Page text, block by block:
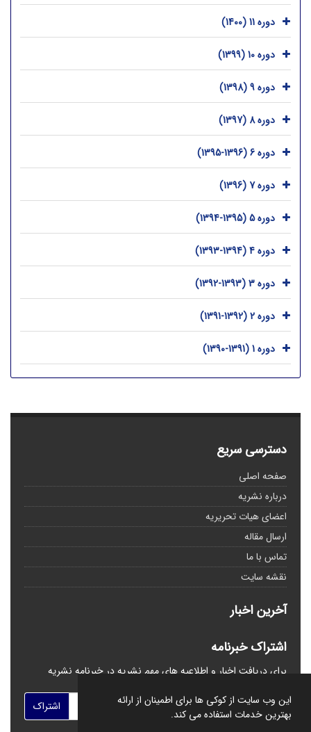
این وب سایت از کوکی ها برای اطمینان از ارائه
بهترین خدمات استفاده می کند.
دوره 11 (1400)
دوره 10 (1399)
دوره 9 (1398)
دوره 8 (1397)
دوره 6 (1396-1395)
دوره 7 (1396)
دوره 5 (1395-1394)
دوره 4 (1394-1393)
دوره 3 (1393-1392)
دوره 2 (1392-1391)
دوره 1 (1391-1390)
دسترسی سریع
صفحه اصلی
درباره نشریه
اعضای هیات تحریریه
ارسال مقاله
تماس با ما
نقشه سایت
آخرین اخبار
اشتراک خبرنامه
برای دریافت اخبار و اطلاعیه های مهم نشریه در خبرنامه نشریه
اشتراک